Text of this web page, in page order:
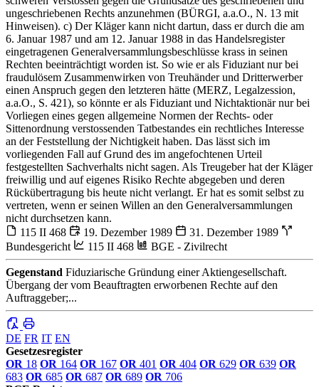
ungeschriebenen Rechts anzunehmen (BÜRGI, a.a.O., N. 13 mit
Hinweisen). c) Der Kläger kann nicht dartun, dass er durch die am
6. Januar 1987 und am 12. Januar 1988 in das Handelsregister
eingetragenen Generalversammlungsbeschlüsse krass in seinen
Rechten beeinträchtigt worden ist. So wie er als Fiduziant nur bei
fraudulösem Zusammenwirken von Treuhänder und Dritterwerber
einen Anspruch gegen den letzteren hätte (MERZ, Legalzession,
a.a.O., S. 421), so könnte er als Fiduziant und Nichtaktionär nur bei
Vorliegen eines gegen allgemeine Normen der Rechts- oder
Sittenordnung verstossenden Tatbestandes ein rechtliches Interesse
an der Feststellung der Nichtigkeit haben. Das lässt sich im
vorliegenden Fall auf Grund des im angefochtenen Urteil
festgestellten Sachverhalts nicht sagen. Als Treugeber hat der Kläger
freiwillig und auf eigenes Risiko Rechte abgegeben und deren
Rückübertragung bis heute nicht verlangt. Er hat es somit selbst zu
vertreten, wenn er seinen Willen an den Generalversammlungen
nicht durchsetzen kann.
115 II 468
19. Dezember 1989
31. Dezember 1989
Bundesgericht
115 II 468 BGE - Zivilrecht
Gegenstand Fiduziarische Gründung einer Aktiengesellschaft.
Übergang der vom Beauftragten erworbenen Rechte auf den
Auftraggeber;...
DE FR IT EN
Gesetzesregister
OR 18 OR 164 OR 167 OR 401 OR 404 OR 629 OR 639 OR
683 OR 685 OR 687 OR 689 OR 706